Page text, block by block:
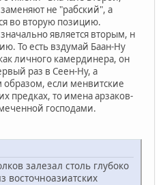
не "рабский", а
во вторую позицию.
является вторым, н
То есть вздумай Баан-Ну
личного камердинера, он
раз в Сеен-Ну, а
образом, если менвитские
предках, то имена арзаков-
господами.
залезал столь глубоко
восточноазиатских